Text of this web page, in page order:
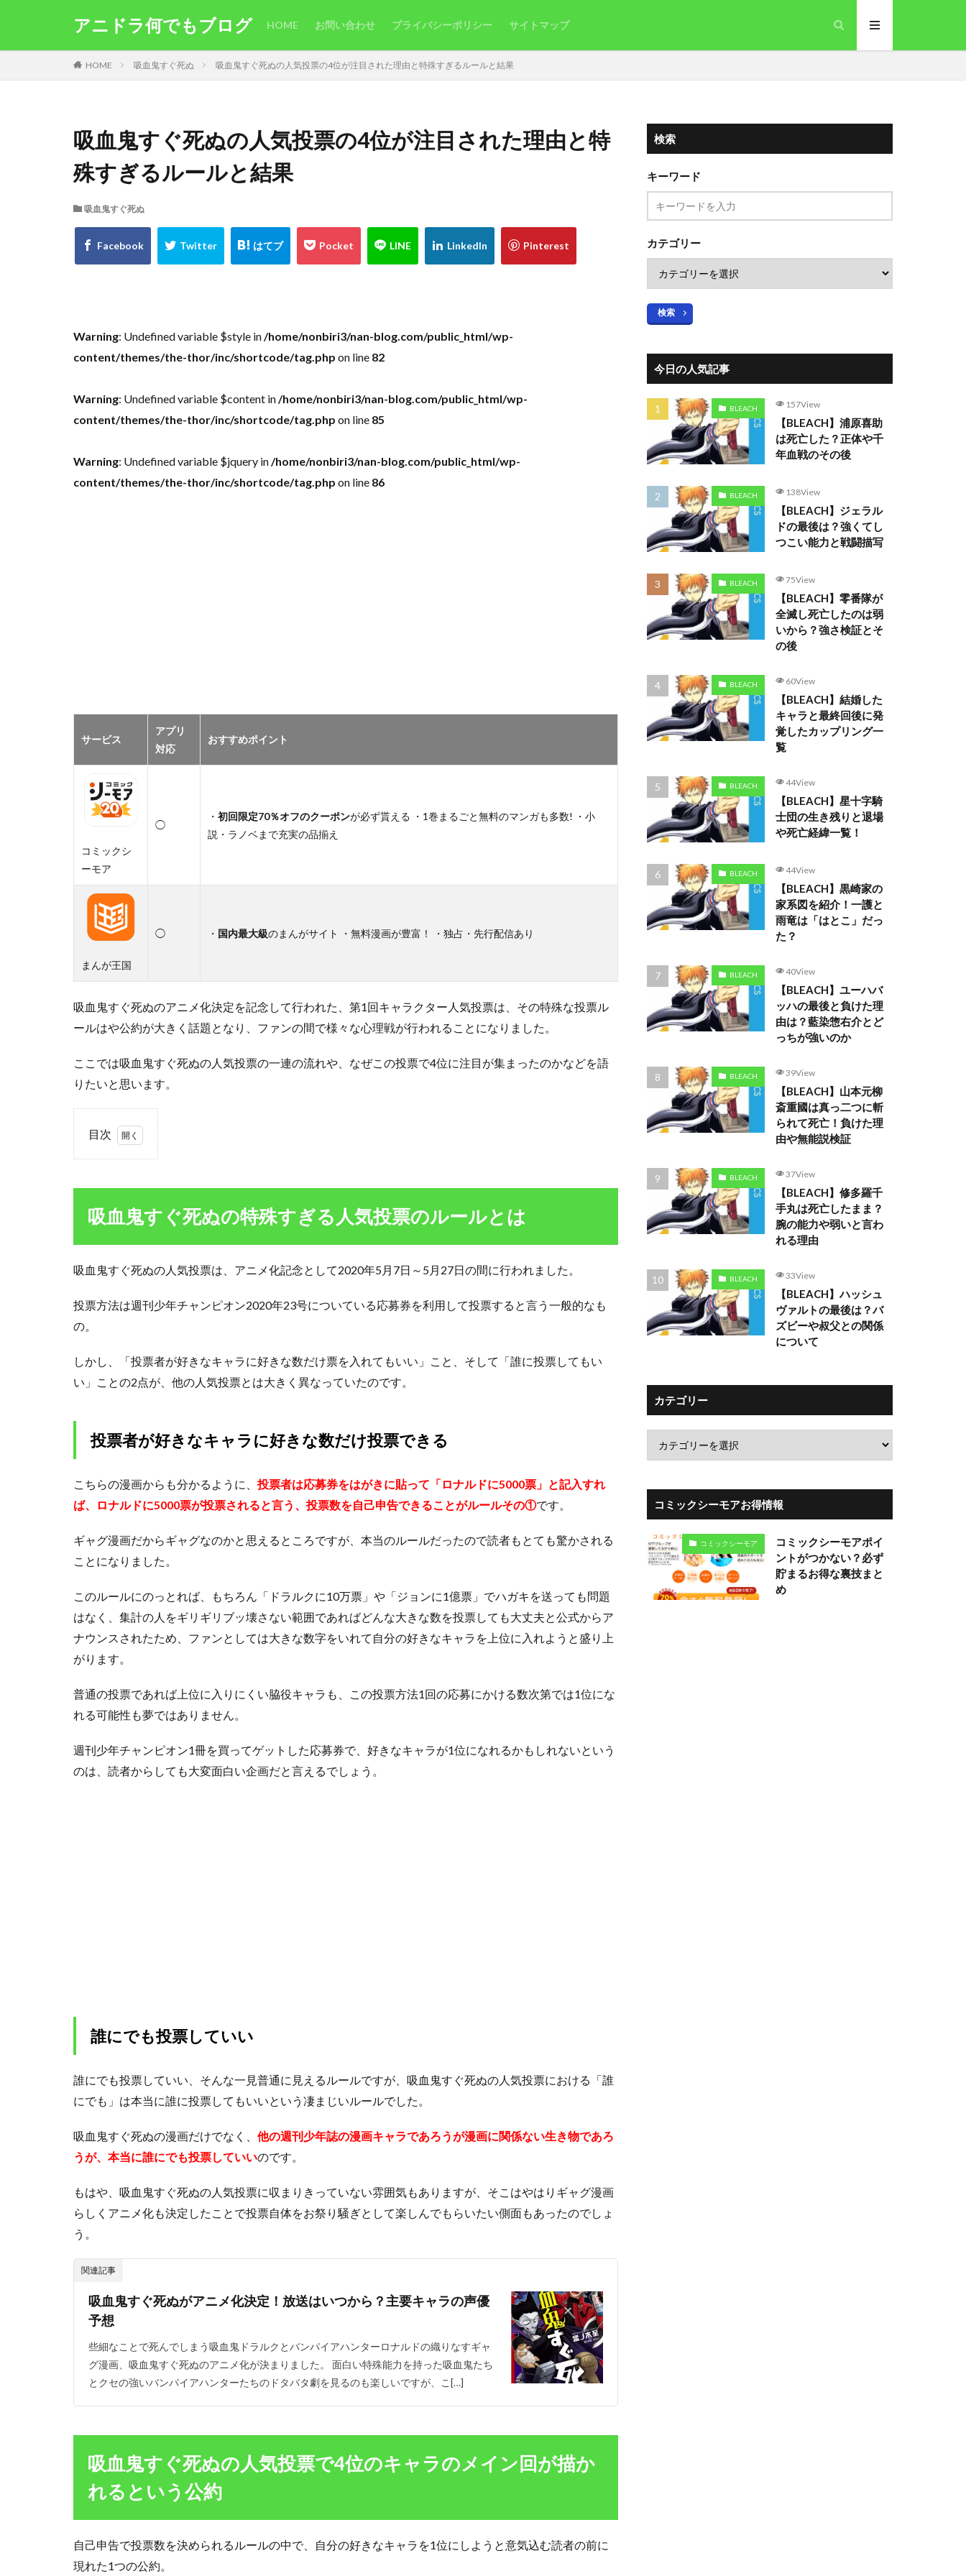
アニドラ何でもブログ HOME お問い合わせ プライバシーポリシー サイトマップ
HOME 吸血鬼すぐ死ぬ 吸血鬼すぐ死ぬの人気投票の4位が注目された理由と特殊すぎるルールと結果
吸血鬼すぐ死ぬの人気投票の4位が注目された理由と特
殊すぎるルールと結果
吸血鬼すぐ死ぬ
Warning: Undefined variable $style in/home/nonbiri3/nan-blog.com/public_html/wp-
content/themes/the-thor/inc/shortcode/tag.php on line 82
Warning: Undefined variable $content in/home/nonbiri3/nan-blog.com/public_html/wp-
content/themes/the-thor/inc/shortcode/tag.php on line 85
Warning: Undefined variable $jquery in/home/nonbiri3/nan-blog.com/public_html/wp-
content/themes/the-thor/inc/shortcode/tag.php on line 86
サービス
アプリ
対応
おすすめポイント
コミックシ
ーモア
◯
・ 初回限定70％オフのクーポンが必ず貰える ・1巻まるごと無料のマンガも多数! ・小
説・ラノベまで充実の品揃え
まんが王国
◯ ・ 国内最大級のまんがサイト ・無料漫画が豊富！ ・独占・先行配信あり
吸血鬼すぐ死ぬのアニメ化決定を記念して行われた、第1回キャラクター人気投票は、その特殊な投票ル
ールはや公約が大きく話題となり、ファンの間で様々な心理戦が行われることになりました。
ここでは吸血鬼すぐ死ぬの人気投票の一連の流れや、なぜこの投票で4位に注目が集まったのかなどを語
りたいと思います。
目次
血
す
死
の
殊
人
気
ル
と
投票
者が
なキ
ャラ
に好
きな
け投
きる
1.2
でも
投票
位
ャ
ラ
イ
ン
が
描
か
と
い
う
公
約
2.1
人気
投票4
なっ
誰？
ま
吸血鬼すぐ死ぬの特殊すぎる人気投票のルールとは
吸血鬼すぐ死ぬの人気投票は、アニメ化記念として2020年5月7日～5月27日の間に行われました。
投票方法は週刊少年チャンピオン2020年23号についている応募券を利用して投票すると言う一般的なも
の。
しかし、「投票者が好きなキャラに好きな数だけ票を入れてもいい」こと、そして「誰に投票してもい
い」ことの2点が、他の人気投票とは大きく異なっていたのです。
投票者が好きなキャラに好きな数だけ投票できる
こちらの漫画からも分かるように、投票者は応募券をはがきに貼って「ロナルドに5000票」と記入すれ
ば、ロナルドに5000票が投票されると言う、投票数を自己申告できることがルールその①です。
ギャグ漫画だからギャグなのかと思えるところですが、本当のルールだったので読者もとても驚かされる
ことになりました。
このルールにのっとれば、もちろん「ドラルクに10万票」や「ジョンに1億票」でハガキを送っても問題
はなく、集計の人をギリギリブッ壊さない範囲であればどんな大きな数を投票しても大丈夫と公式からア
ナウンスされたため、ファンとしては大きな数字をいれて自分の好きなキャラを上位に入れようと盛り上
がります。
普通の投票であれば上位に入りにくい脇役キャラも、この投票方法1回の応募にかける数次第では1位にな
れる可能性も夢ではありません。
週刊少年チャンピオン1冊を買ってゲットした応募券で、好きなキャラが1位になれるかもしれないという
のは、読者からしても大変面白い企画だと言えるでしょう。
誰にでも投票していい
誰にでも投票していい、そんな一見普通に見えるルールですが、吸血鬼すぐ死ぬの人気投票における「誰
にでも」は本当に誰に投票してもいいという凄まじいルールでした。
吸血鬼すぐ死ぬの漫画だけでなく、 他の週刊少年誌の漫画キャラであろうが漫画に関係ない生き物であろ
うが、本当に誰にでも投票していいのです。
もはや、吸血鬼すぐ死ぬの人気投票に収まりきっていない雰囲気もありますが、そこはやはりギャグ漫画
らしくアニメ化も決定したことで投票自体をお祭り騒ぎとして楽しんでもらいたい側面もあったのでしょ
う。
関連記事
吸血鬼すぐ死ぬがアニメ化決定！放送はいつから？主要キャラの声優
予想
些細なことで死んでしまう吸血鬼ドラルクとバンパイアハンターロナルドの織りなすギャ
グ漫画、吸血鬼すぐ死ぬのアニメ化が決まりました。 面白い特殊能力を持った吸血鬼たち
とクセの強いバンパイアハンターたちのドタバタ劇を見るのも楽しいですが、こ[…]
吸血鬼すぐ死ぬの人気投票で4位のキャラのメイン回が描か
れるという公約
自己申告で投票数を決められるルールの中で、自分の好きなキャラを1位にしようと意気込む読者の前に
現れた1つの公約。
検索
キーワード
カテゴリー
検索
今日の人気記事
BLEACH 157View
【BLEACH】浦原喜助
は死亡した？正体や千
年血戦のその後
BLEACH 138View
【BLEACH】ジェラル
ドの最後は？強くてし
つこい能力と戦闘描写
BLEACH 75View
【BLEACH】零番隊が
全滅し死亡したのは弱
いから？強さ検証とそ
の後
BLEACH 60View
【BLEACH】結婚した
キャラと最終回後に発
覚したカップリング一
覧
BLEACH 44View
【BLEACH】星十字騎
士団の生き残りと退場
や死亡経緯一覧！
BLEACH 44View
【BLEACH】黒崎家の
家系図を紹介！一護と
雨竜は「はとこ」だっ
た？
BLEACH 40View
【BLEACH】ユーハバ
ッハの最後と負けた理
由は？藍染惣右介とど
っちが強いのか
BLEACH 39View
【BLEACH】山本元柳
斎重國は真っ二つに斬
られて死亡！負けた理
由や無能説検証
BLEACH 37View
【BLEACH】修多羅千
手丸は死亡したまま？
腕の能力や弱いと言わ
れる理由
BLEACH 33View
【BLEACH】ハッシュ
ヴァルトの最後は？バ
ズビーや叔父との関係
について
カテゴリー
コミックシーモアお得情報
コミックシーモア
コミックシーモアポイ
ントがつかない？必ず
貯まるお得な裏技まと
め